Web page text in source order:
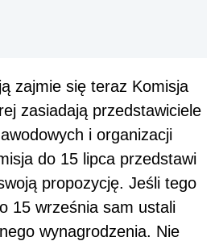
zajmie się teraz Komisja
zasiadają przedstawiciele
i organizacji
do 15 lipca przedstawi
propozycję. Jeśli tego
15 września sam ustali
wynagrodzenia. Nie